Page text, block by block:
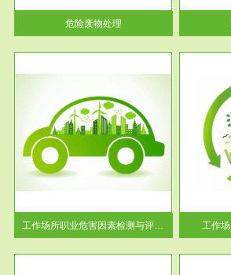
危险废物处理
理处...
工作场所职业危害因素检测与评价...
服务范围
工作场所职业危害现状评价
【现状评价意义】：具体因素---
-通过质谱分析等多种手段明确
工作场...
工作